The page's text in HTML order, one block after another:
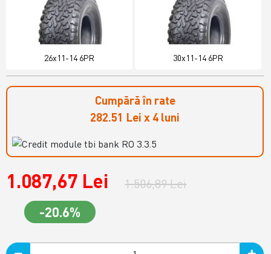
26x11-14 6PR 30x11-14 6PR
Cumpără în rate
282.51 Lei x 4 luni
1.087,67 Lei 1.506,89 Lei
-20.6%